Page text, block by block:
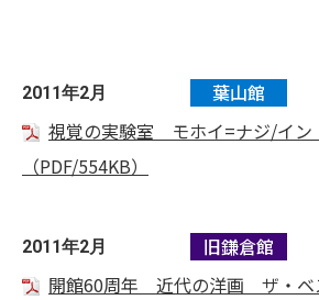
2011年2月
葉山館
視覚の実験室 モホイ=ナジ/イン
（PDF/554KB）
2011年2月
旧鎌倉館
開館60周年 近代の洋画 ザ・ベ